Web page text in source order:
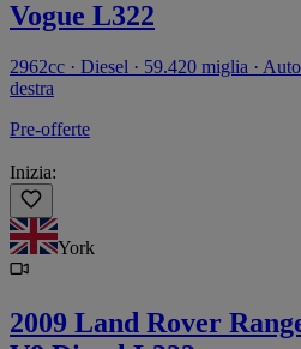
Vogue L322
2962cc · Diesel · 59.420 miglia ·
destra
Pre-offerte
Inizia:
York
2009 Land Rover